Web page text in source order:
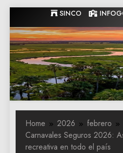
to
content
SINCO
Home 2026 febrero
Carnavales Seguros 2026:
recreativa en todo el país